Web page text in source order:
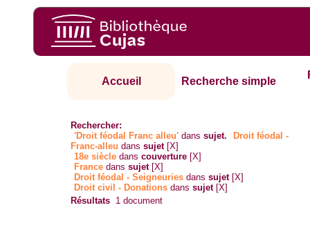
Accueil Recherche simple
Rechercher:
'Droit féodal Franc alleu' danssujet.
Droit féodal -
Franc-alleu‎ danssujet [X]
18e siècle danscouverture [X]
France danssujet [X]
Droit féodal - Seigneuries danssujet [X]
Droit civil - Donations danssujet [X]
Résultats 1 document